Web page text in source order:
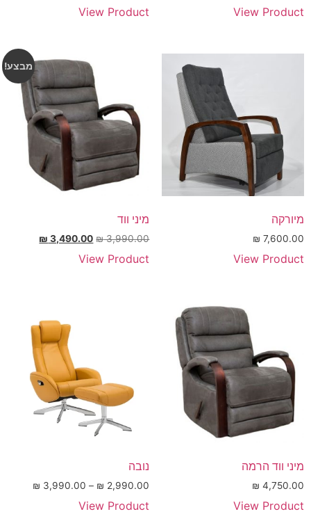
View Product
View Product
מיורקה
₪ 7,600.00
View Product
מבצע!
מיני ווד
₪3,990.00
₪ 3,490.00
View Product
מיני ווד הרמה
₪ 4,750.00
View Product
נובה
₪ 2,990.00
–
₪ 3,990.00
View Product